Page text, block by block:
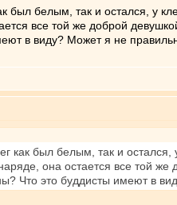
был белым, так и остался, у
все той же доброй
в виду? Может я не
был белым, так и остался,
она остается все той
Что это буддисты имеют в